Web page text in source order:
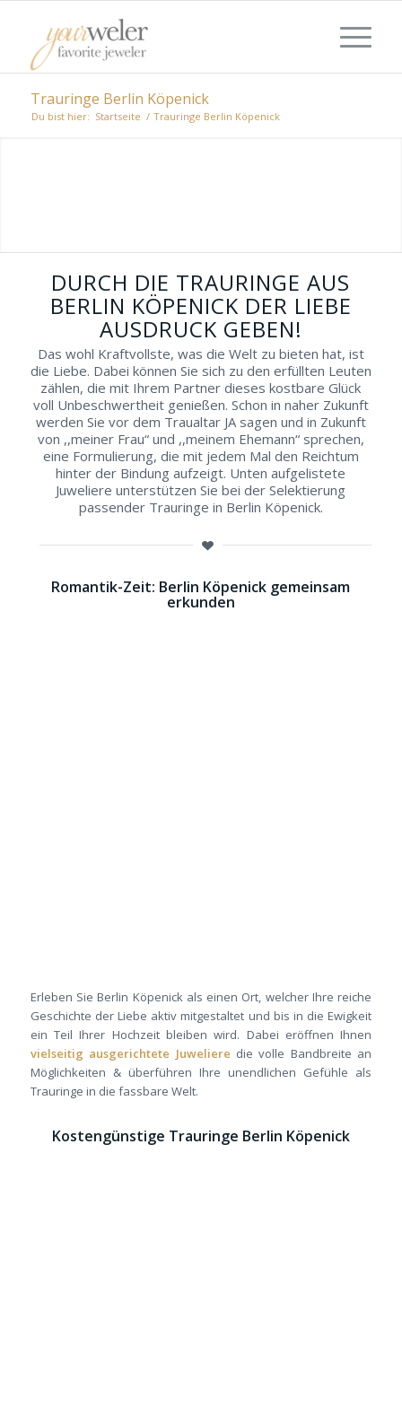
Trauringe Berlin Köpenick
Du bist hier: Startseite / Trauringe Berlin Köpenick
überzeugende Trauringe aus Berlin
denn nachfolgend erwarten Sie spezialisierte
Juweliere.
DURCH DIE TRAURINGE AUS
BERLIN KÖPENICK DER LIEBE
AUSDRUCK GEBEN!
Das wohl Kraftvollste, was die Welt zu bieten hat, ist
die Liebe. Dabei können Sie sich zu den erfüllten Leuten
zählen, die mit Ihrem Partner dieses kostbare Glück
voll Unbeschwertheit genießen. Schon in naher Zukunft
werden Sie vor dem Traualtar JA sagen und in Zukunft
von ,,meiner Frau“ und ,,meinem Ehemann“ sprechen,
eine Formulierung, die mit jedem Mal den Reichtum
hinter der Bindung aufzeigt. Unten aufgelistete
Juweliere unterstützen Sie bei der Selektierung
passender Trauringe in Berlin Köpenick.
Romantik-Zeit: Berlin Köpenick gemeinsam
erkunden
Erleben Sie Berlin Köpenick als einen Ort, welcher Ihre reiche
Geschichte der Liebe aktiv mitgestaltet und bis in die Ewigkeit
ein Teil Ihrer Hochzeit bleiben wird. Dabei eröffnen Ihnen
vielseitig ausgerichtete Juweliere die volle Bandbreite an
Möglichkeiten & überführen Ihre unendlichen Gefühle als
Trauringe in die fassbare Welt.
Kostengünstige Trauringe Berlin Köpenick